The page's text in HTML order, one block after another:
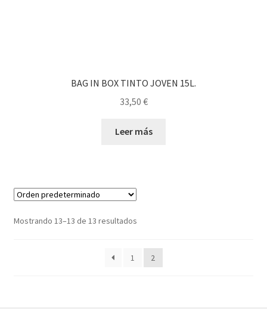
BAG IN BOX TINTO JOVEN 15L.
33,50 €
Leer más
Mostrando 13–13 de 13 resultados
1 2